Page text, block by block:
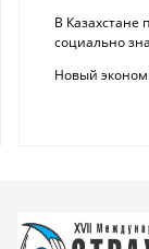
В Казахстане
социально
Новый